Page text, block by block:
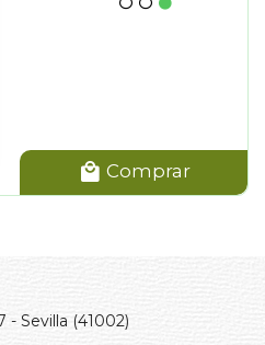
Comprar
- Sevilla (41002)